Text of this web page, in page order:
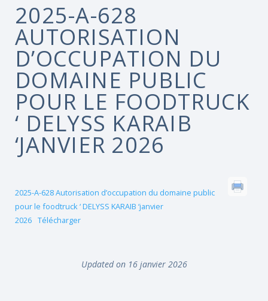
2025-A-628
AUTORISATION
D’OCCUPATION DU
DOMAINE PUBLIC
POUR LE FOODTRUCK
‘ DELYSS KARAIB
‘JANVIER 2026
2025-A-628 Autorisation d’occupation du domaine public
pour le foodtruck ‘ DELYSS KARAIB ‘janvier
2026 Télécharger
Updated on 16 janvier 2026